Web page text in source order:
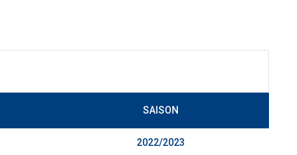
SAISON
2022/2023